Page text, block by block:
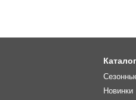
Каталог
Новинки